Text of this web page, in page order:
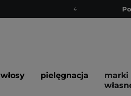
włosy pielęgnacja
marki